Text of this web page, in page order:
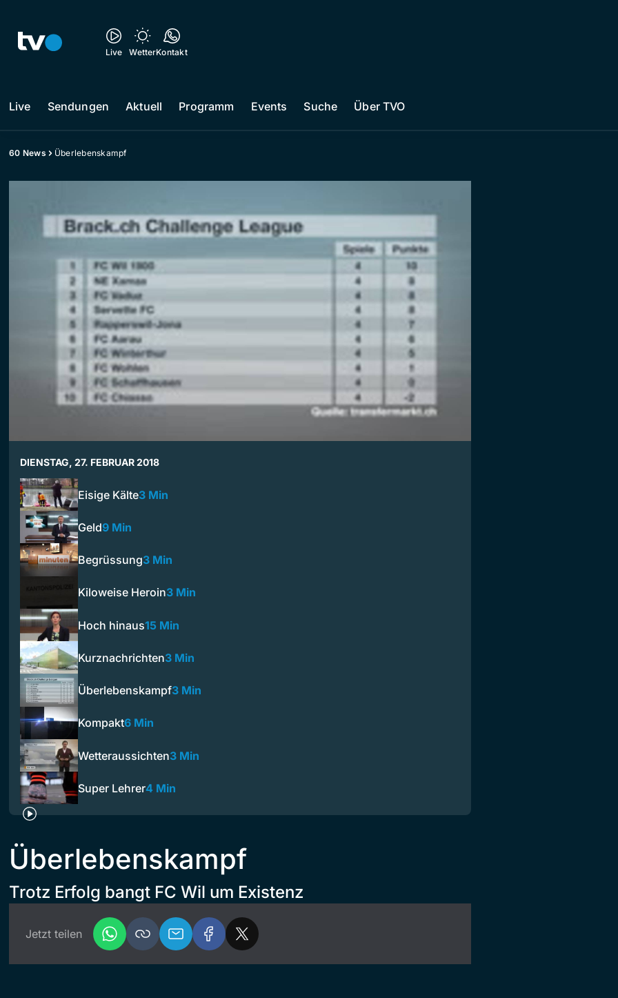
Live WetterKontakt
Live Sendungen Aktuell Programm Events Suche Über TVO
60 News Überlebenskampf
DIENSTAG, 27. FEBRUAR 2018
Eisige Kälte3 Min
Geld9 Min
Begrüssung3 Min
Kiloweise Heroin3 Min
Hoch hinaus15 Min
Kurznachrichten3 Min
Überlebenskampf3 Min
Kompakt6 Min
Wetteraussichten3 Min
Super Lehrer4 Min
Überlebenskampf
Trotz Erfolg bangt FC Wil um Existenz
Jetzt teilen